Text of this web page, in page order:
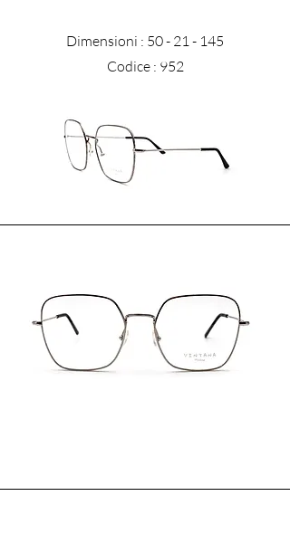
Dimensioni : 50 - 21 - 145
Codice : 952